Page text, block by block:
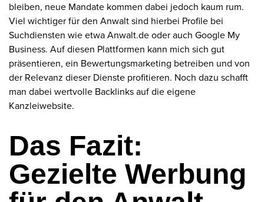
bleiben, neue Mandate kommen dabei jedoch kaum rum.
Viel wichtiger für den Anwalt sind hierbei Profile bei
Suchdiensten wie etwa Anwalt.de oder auch Google My
Business. Auf diesen Plattformen kann mich sich gut
präsentieren, ein Bewertungsmarketing betreiben und von
der Relevanz dieser Dienste profitieren. Noch dazu schafft
man dabei wertvolle Backlinks auf die eigene
Kanzleiwebsite.
Das Fazit:
Gezielte Werbung